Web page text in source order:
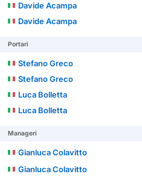
Davide Acampa
Davide Acampa
Portari
Stefano Greco
Stefano Greco
Luca Bolletta
Luca Bolletta
Manageri
Gianluca Colavitto
Gianluca Colavitto